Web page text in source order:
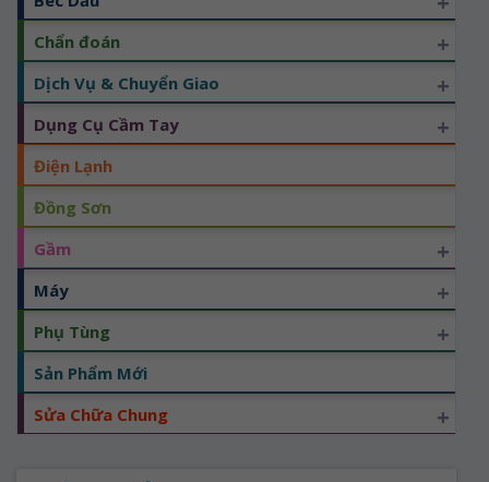
Chẩn đoán +
Dịch Vụ & Chuyển Giao +
Dụng Cụ Cầm Tay +
Điện Lạnh
Đồng Sơn
Gầm
+
Máy +
Phụ Tùng +
Sản Phẩm Mới
Sửa Chữa Chung
+